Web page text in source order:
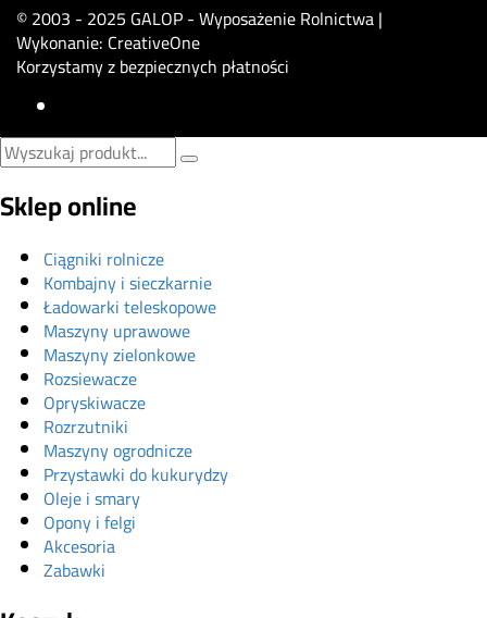
© 2003 - 2025 GALOP - Wyposażenie Rolnictwa |
Wykonanie: CreativeOne
Korzystamy z bezpiecznych płatności
Sklep online
Ciągniki rolnicze
Kombajny i sieczkarnie
Ładowarki teleskopowe
Maszyny uprawowe
Maszyny zielonkowe
Rozsiewacze
Opryskiwacze
Rozrzutniki
Maszyny ogrodnicze
Przystawki do kukurydzy
Oleje i smary
Opony i felgi
Akcesoria
Zabawki